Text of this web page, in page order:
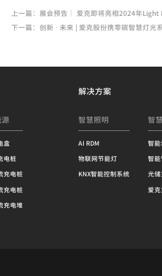
上一篇：展会预告｜ 爱克即将亮相2024年
下一篇：创新 · 未来 | 爱克股份携零碳智慧灯
桩
电桩
电桩
电堆
解决方案
智慧照明
AI RDM
物联网节能灯
KNX智能控制系统
智
智
智
光
爱